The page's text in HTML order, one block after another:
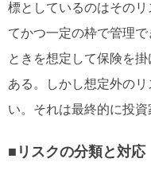
標としているのはその
てかつ一定の枠で管理
ときを想定して保険を
ある。しかし想定外の
い。それは最終的に投資
■リスクの分類と対応